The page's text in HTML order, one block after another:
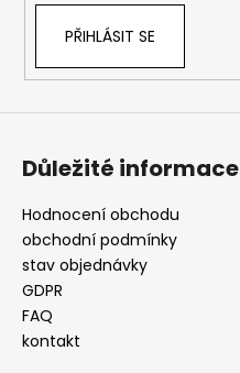
PŘIHLÁSIT SE
Důležité informace
Hodnocení obchodu
obchodní podmínky
stav objednávky
GDPR
FAQ
kontakt